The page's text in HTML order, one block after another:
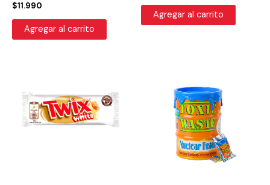
$11.990
Agregar al carrito
Agregar al carrito
original
era:
$7.990.
actual
es:
$5.993.